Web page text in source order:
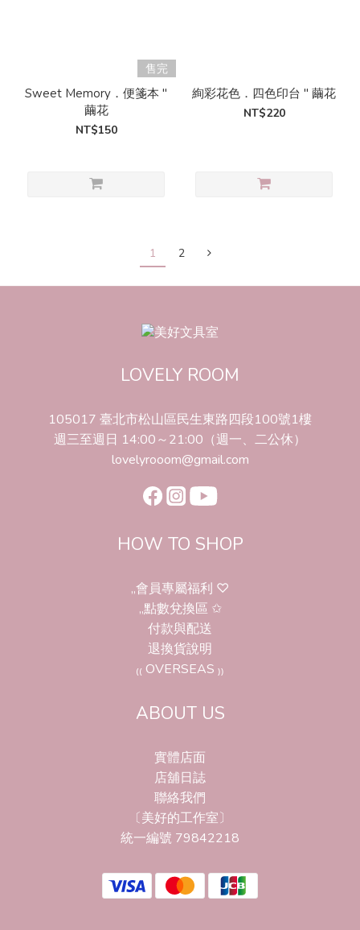
售完
Sweet Memory．便箋本 "
繭花
NT$150
絢彩花色．四色印台 " 繭花
NT$220
1 2
LOVELY ROOM
105017 臺北市松山區民生東路四段100號1樓
週三至週日 14:00～21:00（週一、二公休）
lovelyrooom@gmail.com
HOW TO SHOP
,,會員專屬福利 ♡
,,點數兌換區 ✩
付款與配送
退換貨說明
₍₍ OVERSEAS ₎₎
ABOUT US
實體店面
店舖日誌
聯絡我們
〔美好的工作室〕
統一編號 79842218